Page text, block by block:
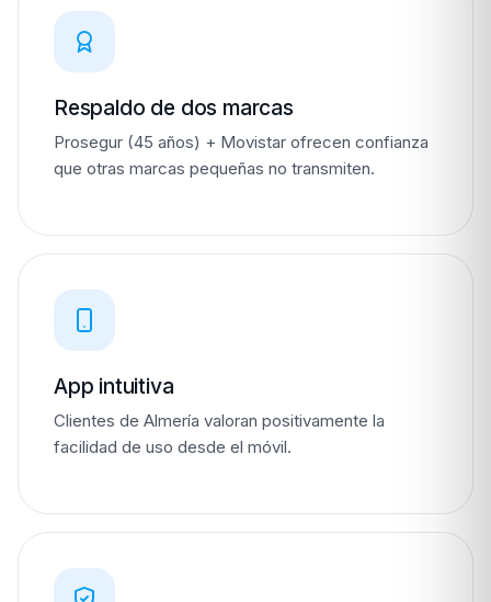
Respaldo de dos marcas
Prosegur (45 años) + Movistar ofrecen confianza
que otras marcas pequeñas no transmiten.
App intuitiva
Clientes de Almería valoran positivamente la
facilidad de uso desde el móvil.